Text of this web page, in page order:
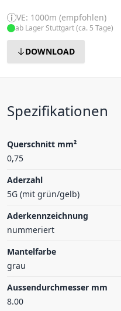
VE: 1000m (empfohlen)
ab Lager Stuttgart (ca. 5 Tage)
DOWNLOAD
Spezifikationen
Querschnitt mm²
0,75
Aderzahl
5G (mit grün/gelb)
Aderkennzeichnung
nummeriert
Mantelfarbe
grau
Aussendurchmesser mm
8.00